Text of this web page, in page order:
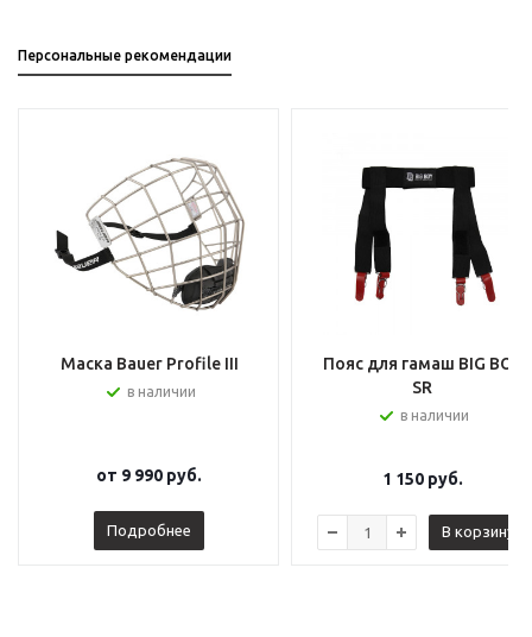
Персональные рекомендации
Маска Bauer Profile III
в наличии
от 9 990 руб.
Подробнее
Пояс для гамаш BIG BOY
SR
в наличии
1 150руб.
В корзину